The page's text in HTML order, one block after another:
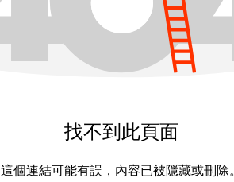
找不到此頁面
這個連結可能有誤，內容已被隱藏或刪除。